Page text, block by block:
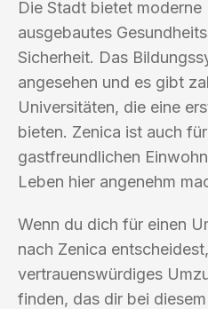
Die Stadt bietet
ausgebautes
Sicherheit. Das
angesehen und es gibt
Universitäten, die eine
bieten. Zenica ist auch
gastfreundlichen
Leben hier angenehm
Wenn du dich für einen
nach Zenica
vertrauenswürdiges
finden, das dir bei